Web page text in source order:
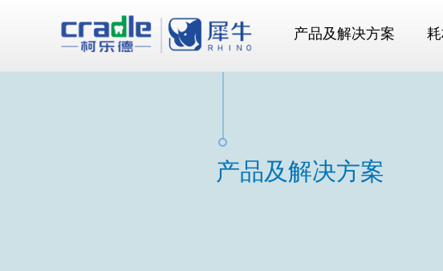
产品及解决方案
产品及解决方案